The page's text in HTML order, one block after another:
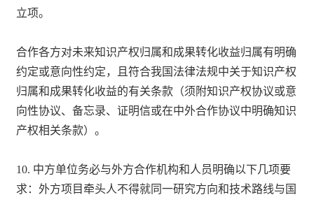
立项。
合作各方对未来知识产权归属和成果转化收益归属有明确
约定或意向性约定，且符合我国法律法规中关于知识产权
归属和成果转化收益的有关条款（须附知识产权协议或意
向性协议、备忘录、证明信或在中外合作协议中明确知识
产权相关条款）。
10. 中方单位务必与外方合作机构和人员明确以下几项要
求：外方项目牵头人不得就同一研究方向和技术路线与国